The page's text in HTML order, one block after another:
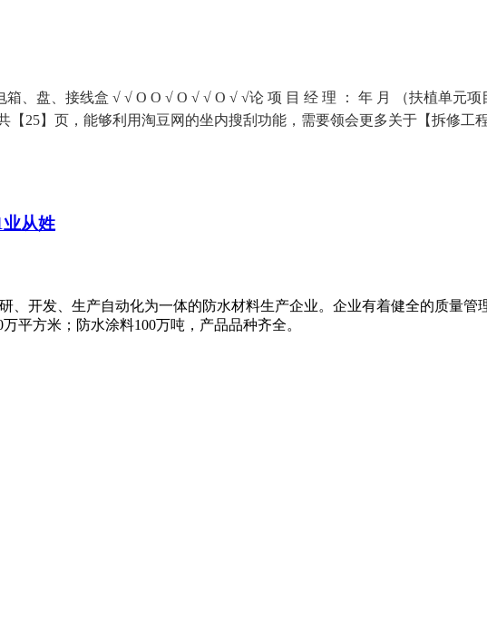
盘、接线盒 √ √ O O √ O √ √ O √ √论 项 目 经 理 ： 年 月 （扶植单元项
【25】页，能够利用淘豆网的坐内搜刮功能，需要领会更多关于【拆修
从姓
开发、生产自动化为一体的防水材料生产企业。企业有着健全的质量管
平方米；防水涂料100万吨，产品品种齐全。